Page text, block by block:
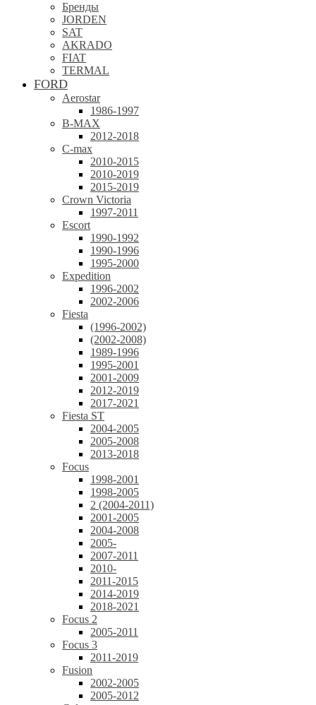
Бренды
JORDEN
SAT
AKRADO
FIAT
TERMAL
FORD
Aerostar
1986-1997
B-MAX
2012-2018
C-max
2010-2015
2010-2019
2015-2019
Crown Victoria
1997-2011
Escort
1990-1992
1990-1996
1995-2000
Expedition
1996-2002
2002-2006
Fiesta
(1996-2002)
(2002-2008)
1989-1996
1995-2001
2001-2009
2012-2019
2017-2021
Fiesta ST
2004-2005
2005-2008
2013-2018
Focus
1998-2001
1998-2005
2 (2004-2011)
2001-2005
2004-2008
2005-
2007-2011
2010-
2011-2015
2014-2019
2018-2021
Focus 2
2005-2011
Focus 3
2011-2019
Fusion
2002-2005
2005-2012